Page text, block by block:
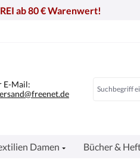
ab 80 € Warenwert!
E-Mail:
Damen Bücher &